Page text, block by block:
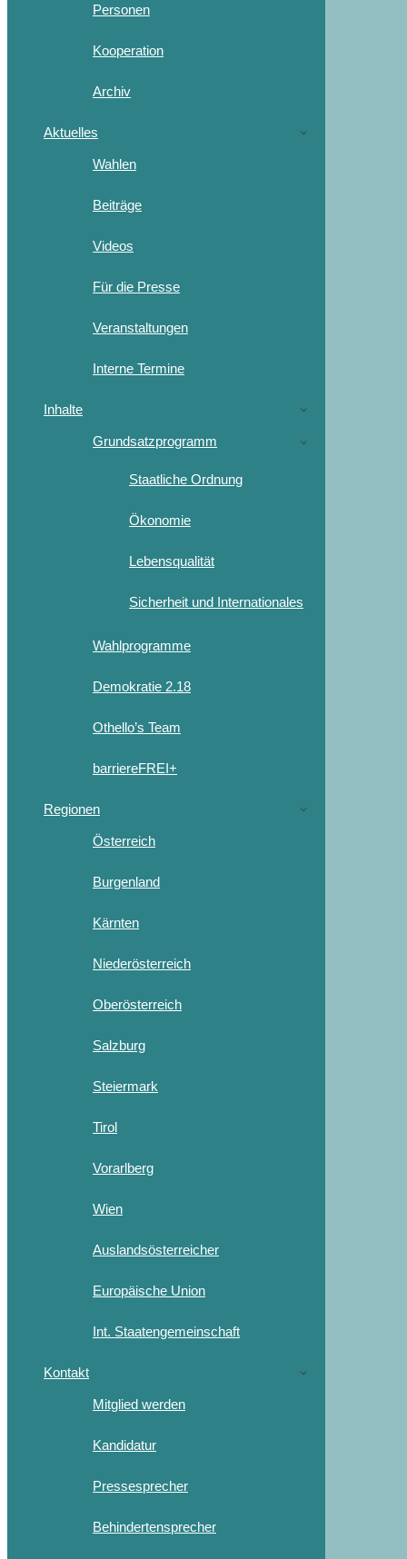
Personen
Kooperation
Archiv
Aktuelles
Wahlen
Beiträge
Videos
Für die Presse
Veranstaltungen
Interne Termine
Inhalte
Grundsatzprogramm
Staatliche Ordnung
Ökonomie
Lebensqualität
Sicherheit und Internationales
Wahlprogramme
Demokratie 2.18
Othello’s Team
barriereFREI+
Regionen
Österreich
Burgenland
Kärnten
Niederösterreich
Oberösterreich
Salzburg
Steiermark
Tirol
Vorarlberg
Wien
Auslandsösterreicher
Europäische Union
Int. Staatengemeinschaft
Kontakt
Mitglied werden
Kandidatur
Pressesprecher
Behindertensprecher